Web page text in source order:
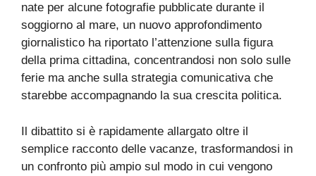
nate per alcune fotografie pubblicate durante il
soggiorno al mare, un nuovo approfondimento
giornalistico ha riportato l’attenzione sulla figura
della prima cittadina, concentrandosi non solo sulle
ferie ma anche sulla strategia comunicativa che
starebbe accompagnando la sua crescita politica.
Il dibattito si è rapidamente allargato oltre il
semplice racconto delle vacanze, trasformandosi in
un confronto più ampio sul modo in cui vengono